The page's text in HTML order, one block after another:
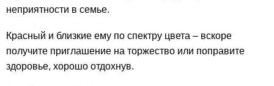
неприятности в семье.
Красный и близкие ему по спектру цвета – вскоре
получите приглашение на торжество или поправите
здоровье, хорошо отдохнув.